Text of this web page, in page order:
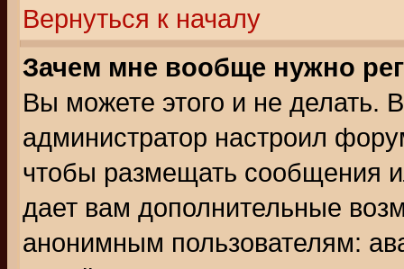
Вернуться к началу
Зачем мне вообще нужно
Вы можете этого и не делать.
администратор настроил
чтобы размещать сообщения
дает вам дополнительные
анонимным пользователям: